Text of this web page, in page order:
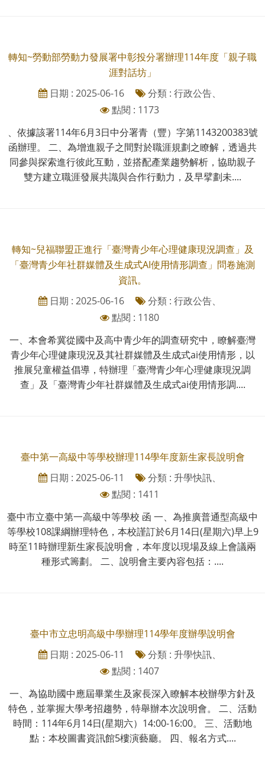
轉知~勞動部勞動力發展署中彰投分署辦理114年度「親子職
涯對話坊」
日期 : 2025-06-16
分類 : 行政公告、
點閱 : 1173
、依據該署114年6月3日中分署青（豐）字第1143200383號
函辦理。 二、為增進親子之間對於職涯規劃之瞭解，透過共
同參與探索進行彼此互動，並搭配產業趨勢解析，協助親子
雙方建立職涯發展共識與合作行動力，及早擘劃未....
轉知~兒福聯盟正進行「臺灣青少年心理健康現況調查」及
「臺灣青少年社群媒體及生成式AI使用情形調查」問卷施測
資訊。
日期 : 2025-06-16
分類 : 行政公告、
點閱 : 1180
一、本會希冀從國中及高中青少年的調查研究中，瞭解臺灣
青少年心理健康現況及其社群媒體及生成式ai使用情形，以
推展兒童權益倡導，特辦理「臺灣青少年心理健康現況調
查」及「臺灣青少年社群媒體及生成式ai使用情形調....
臺中第一高級中等學校辦理114學年度新生家長說明會
日期 : 2025-06-11
分類 : 升學快訊、
點閱 : 1411
臺中市立臺中第一高級中等學校 函 一、為推廣普通型高級中
等學校108課綱辦理特色，本校謹訂於6月14日(星期六)早上9
時至11時辦理新生家長說明會，本年度以現場及線上會議兩
種形式籌劃。 二、說明會主要內容包括：....
臺中市立忠明高級中學辦理114學年度辦學說明會
日期 : 2025-06-11
分類 : 升學快訊、
點閱 : 1407
一、為協助國中應屆畢業生及家長深入瞭解本校辦學方針及
特色，並掌握大學考招趨勢，特舉辦本次說明會。 二、活動
時間：114年6月14日(星期六）14:00-16:00。 三、活動地
點：本校圖書資訊館5樓演藝廳。 四、報名方式....